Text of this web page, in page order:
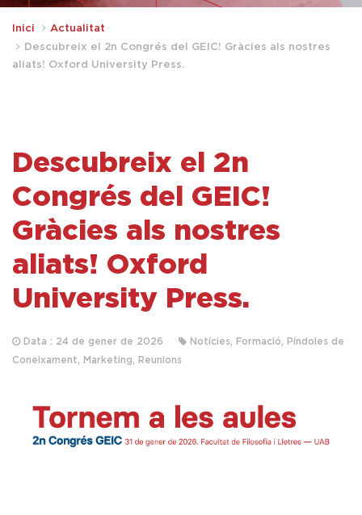
Inici
Actualitat
Descubreix el 2n Congrés del GEIC! Gràcies als nostres
aliats! Oxford University Press.
Descubreix el 2n
Congrés del GEIC!
Gràcies als nostres
aliats! Oxford
University Press.
Data : 24 de gener de 2026
Notícies, Formació, Píndoles de
Coneixament, Marketing, Reunions